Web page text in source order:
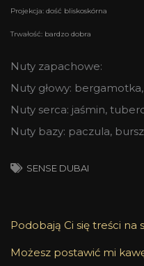
Projekcja: dość bliskoskórna
Trwałość: bardzo dobra
Nuty zapachowe:
Nuty głowy:
Nuty serca: jaśmin,
Nuty bazy: paczula,
SENSE DUBAI
Podobają Ci się treści na
Możesz postawić mi